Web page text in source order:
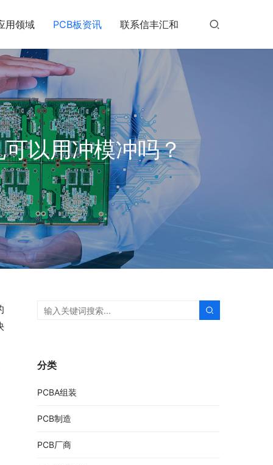
用领域 PCB板资讯 联系信丰汇和
以用冲模冲吗？
分类
PCBA组装
PCB制造
PCB厂商